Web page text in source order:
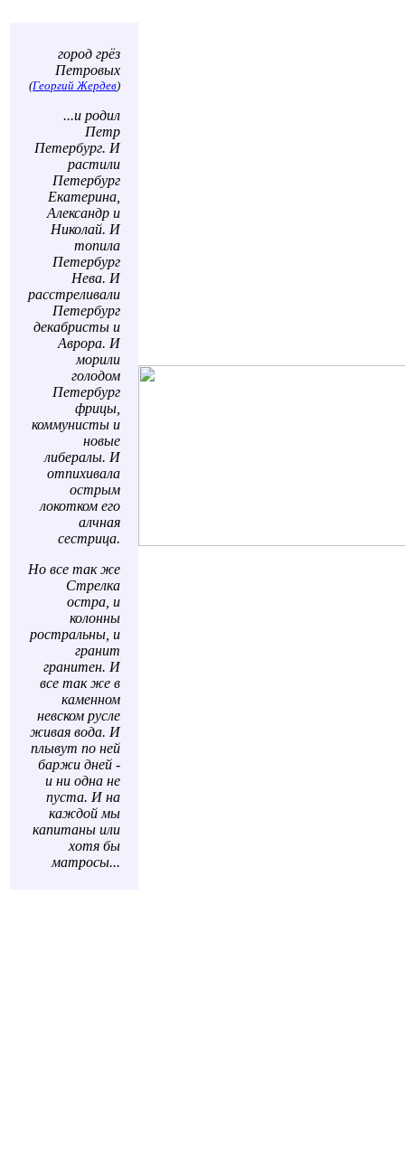
город грёз
Петровых
(Георгий Жердев)
...и родил
Петр
Петербург. И
растили
Петербург
Екатерина,
Александр и
Николай. И
топила
Петербург
Нева. И
расстреливали
Петербург
декабристы и
Аврора. И
морили
голодом
Петербург
фрицы,
коммунисты и
новые
либералы. И
отпихивала
острым
локотком его
алчная
сестрица.
Но все так же
Стрелка
остра, и
колонны
ростральны, и
гранит
гранитен. И
все так же в
каменном
невском русле
живая вода. И
плывут по ней
баржи дней -
и ни одна не
пуста. И на
каждой мы
капитаны или
хотя бы
матросы...